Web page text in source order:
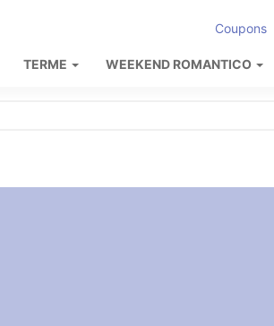
Coupons
TERME WEEKEND ROMANTICO